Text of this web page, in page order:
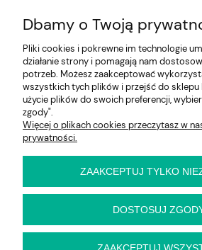
Informacje
E-KRZESŁO
Biuro handlowe (bez ekspozycji).
kontakt przed wizytą
ul. Cynamonowa 2,
woj. dolnośląskie
22 22 82 046,
biuro@e-krzeslo.com.pl
Dbamy o Twoją
Pliki cookies i pokrewne im technologie
działanie strony i pomagają nam
potrzeb. Możesz zaakceptować
wszystkich tych plików i przejść do
użycie plików do swoich preferencji,
zgody".
Więcej o plikach cookies przeczytasz w
prywatności.
ZAAKCEPTUJ TYLKO
DOSTOSUJ